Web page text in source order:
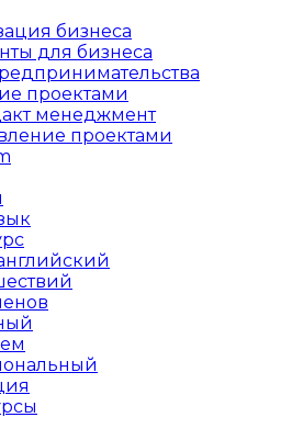
бизнеса
для бизнеса
проектами
менеджмент
проектами